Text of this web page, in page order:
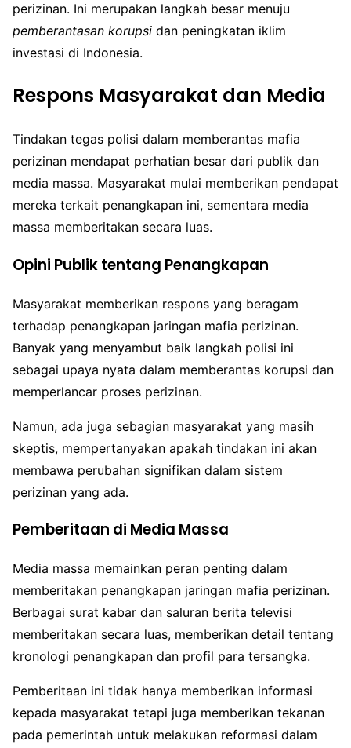
perizinan. Ini merupakan langkah besar menuju
pemberantasan korupsi dan peningkatan iklim
investasi di Indonesia.
Respons Masyarakat dan Media
Tindakan tegas polisi dalam memberantas mafia
perizinan mendapat perhatian besar dari publik dan
media massa. Masyarakat mulai memberikan pendapat
mereka terkait penangkapan ini, sementara media
massa memberitakan secara luas.
Opini Publik tentang Penangkapan
Masyarakat memberikan respons yang beragam
terhadap penangkapan jaringan mafia perizinan.
Banyak yang menyambut baik langkah polisi ini
sebagai upaya nyata dalam memberantas korupsi dan
memperlancar proses perizinan.
Namun, ada juga sebagian masyarakat yang masih
skeptis, mempertanyakan apakah tindakan ini akan
membawa perubahan signifikan dalam sistem
perizinan yang ada.
Pemberitaan di Media Massa
Media massa memainkan peran penting dalam
memberitakan penangkapan jaringan mafia perizinan.
Berbagai surat kabar dan saluran berita televisi
memberitakan secara luas, memberikan detail tentang
kronologi penangkapan dan profil para tersangka.
Pemberitaan ini tidak hanya memberikan informasi
kepada masyarakat tetapi juga memberikan tekanan
pada pemerintah untuk melakukan reformasi dalam